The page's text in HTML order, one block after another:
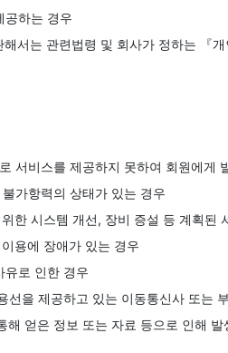
공하는 경우
서는 관련법령 및 회사가 정하는 『
서비스를 제공하지 못하여 회원에게
가항력의 상태가 있는 경우
한 시스템 개선, 장비 증설 등 계획된
용에 장애가 있는 경우
유로 인한 경우
선을 제공하고 있는 이동통신사 또는
얻은 정보 또는 자료 등으로 인해